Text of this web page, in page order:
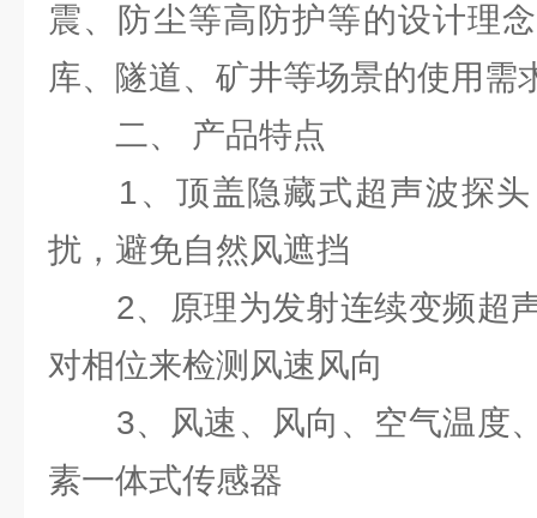
震、防尘等高防护等的设计理
库、隧道、矿井等场景的使用需
二、 产品特点
1、顶盖隐藏式超声波探头
扰，避免自然风遮挡
2、原理为发射连续变频超
对相位来检测风速风向
3、风速、风向、空气温度
素一体式传感器